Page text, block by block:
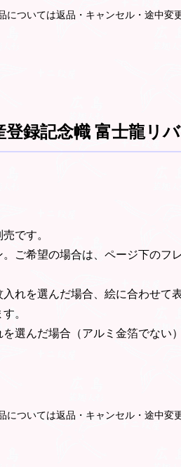
については返品・キャンセル・途中変
登録記念幟 富士龍リ
です。
ご希望の場合は、ページ下のフ
れを選んだ場合、絵に合わせて
。
選んだ場合（アルミ金箔でない
については返品・キャンセル・途中変